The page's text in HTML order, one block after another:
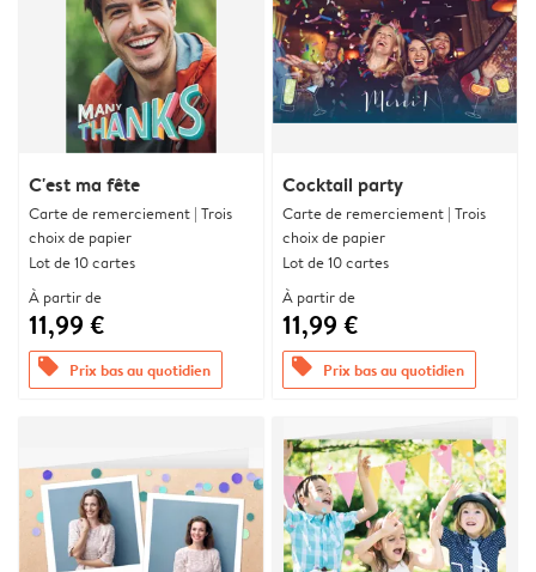
C'est ma fête
Carte de remerciement | Trois
choix de papier
Lot de 10 cartes
À partir de
11,99 €
offers Prix bas au quotidien
Cocktail party
Carte de remerciement | Trois
choix de papier
Lot de 10 cartes
À partir de
11,99 €
offers Prix bas au quotidien